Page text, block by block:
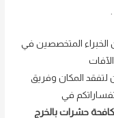
المتخصصين في
لتفقد المكان وفريق
في
حشرات بالخرج